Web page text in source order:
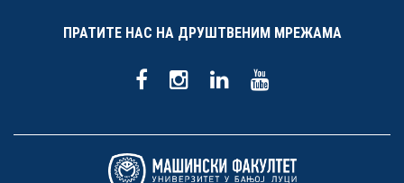
ПРАТИТЕ НАС НА ДРУШТВЕНИМ МРЕЖАМА